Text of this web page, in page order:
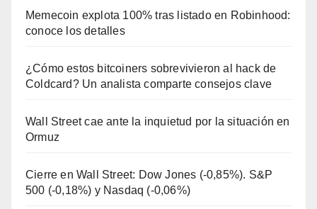
Memecoin explota 100% tras listado en Robinhood:
conoce los detalles
¿Cómo estos bitcoiners sobrevivieron al hack de
Coldcard? Un analista comparte consejos clave
Wall Street cae ante la inquietud por la situación en
Ormuz
Cierre en Wall Street: Dow Jones (-0,85%). S&P
500 (-0,18%) y Nasdaq (-0,06%)